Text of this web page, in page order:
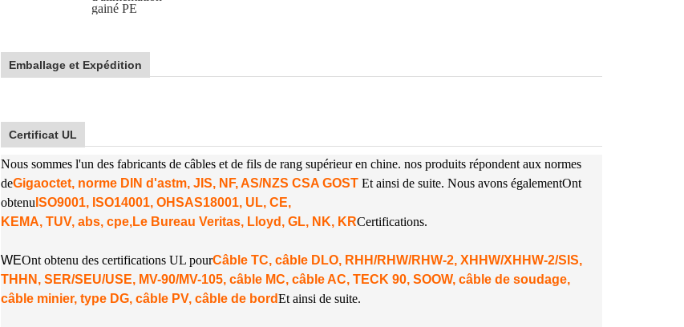
gainé PE
Emballage et Expédition
Certificat UL
Nous sommes l'un des fabricants de câbles et de fils de rang supérieur en chine. nos produits répondent aux normes
deGigaoctet, norme DIN d'astm, JIS, NF, AS/NZS CSA GOST Et ainsi de suite. Nous avons égalementOnt
obtenu ISO9001, ISO14001, OHSAS18001, UL, CE,
KEMA, TUV, abs, cpe,Le Bureau Veritas, Lloyd, GL, NK, KRCertifications.
WEOnt obtenu des certifications UL pourCâble TC, câble DLO, RHH/RHW/RHW-2, XHHW/XHHW-2/SIS,
THHN, SER/SEU/USE, MV-90/MV-105, câble MC, câble AC, TECK 90, SOOW, câble de soudage,
câble minier, type DG, câble PV, câble de bordEt ainsi de suite.